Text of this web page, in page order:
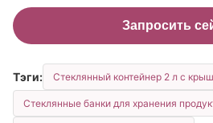
Запросить
Тэги: Стеклянный контейнер 2 л с
Стеклянные банки для хранения